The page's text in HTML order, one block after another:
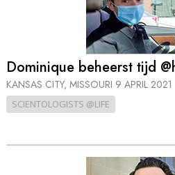
Dominique beheerst tijd
KANSAS CITY, MISSOURI 9 APRIL 2021
SCIENTOLOGISTS @LIFE